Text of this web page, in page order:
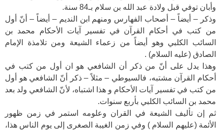
وأبان توفي قبل ولادة عبد الله بن سلام بـ84 سنة.
وذكر – أيضاً – أصحاب الفهارس ومنهم ابن النديم – أيضاً – أنّ أول
من كتب في أحكام القرآن في تفسير آيات الأحكام محمد بن
السائب الكلبي وهو أيضاً من زعماء الشيعة ومن تلامذة الإمام
الصادق (عليه السلام) .
وهذا يدل على أنّ من ذكر أن الشافعي هو ان أول من كتب في
أحكام القرآن مشتبه، فالسيوطي – مثلاً – ذكر أنّ الشافعي هو أول
من كتب في تفسير آيات الأحكام و هذا اشتباه، لأنّ الشافعي ولد بعد
محمد بن السائب الكلبي بأربع سنوات.
ثم إن تأليف الشيعة في القران وعلومه استمر في زمن ظهور
الأئمة (عليهم السلام ) وفي زمن الغيبة الصغرى إلى يوم الناس هذا،